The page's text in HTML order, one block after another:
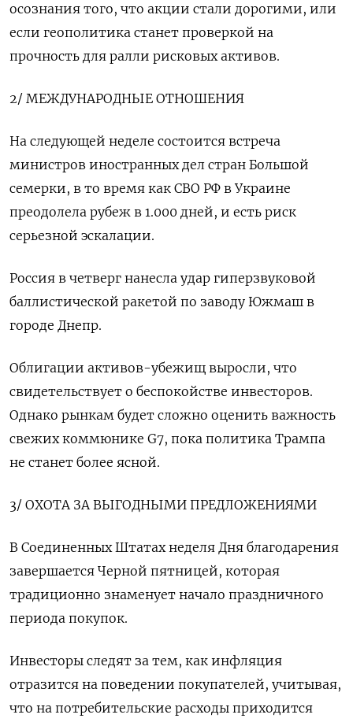
осознания того, что акции стали дорогими, или
если геополитика станет проверкой на
прочность для ралли рисковых активов.
2/ МЕЖДУНАРОДНЫЕ ОТНОШЕНИЯ
На следующей неделе состоится встреча
министров иностранных дел стран Большой
семерки, в то время как СВО РФ в Украине
преодолела рубеж в 1.000 дней, и есть риск
серьезной эскалации.
Россия в четверг нанесла удар гиперзвуковой
баллистической ракетой по заводу Южмаш в
городе Днепр.
Облигации активов-убежищ выросли, что
свидетельствует о беспокойстве инвесторов.
Однако рынкам будет сложно оценить важность
свежих коммюнике G7, пока политика Трампа
не станет более ясной.
3/ ОХОТА ЗА ВЫГОДНЫМИ ПРЕДЛОЖЕНИЯМИ
В Соединенных Штатах неделя Дня благодарения
завершается Черной пятницей, которая
традиционно знаменует начало праздничного
периода покупок.
Инвесторы следят за тем, как инфляция
отразится на поведении покупателей, учитывая,
что на потребительские расходы приходится